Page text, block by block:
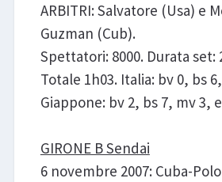
ARBITRI: Salvatore (Usa) e
Guzman (Cub).
Spettatori: 8000. Durata set:
Totale 1h03. Italia: bv 0, bs
Giappone: bv 2, bs 7, mv 3,
GIRONE B Sendai
6 novembre 2007: Cuba-